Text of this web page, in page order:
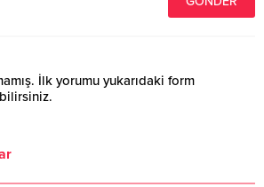
İlk yorumu yukarıdaki form